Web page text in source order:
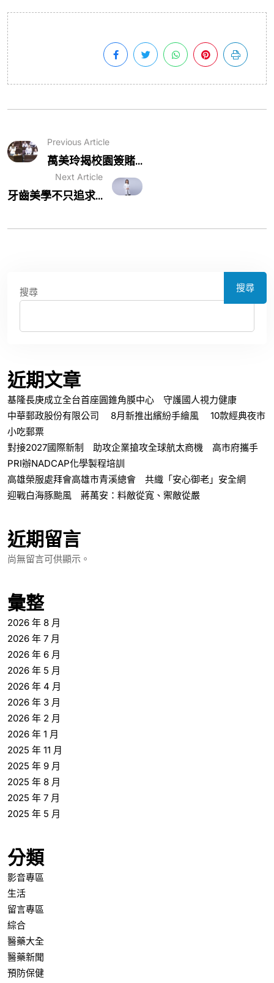
Previous Article
萬美玲揭校園簽賭...
Next Article
牙齒美學不只追求...
搜尋 搜尋
近期文章
基隆長庚成立全台首座圓錐角膜中心 守護國人視力健康
中華郵政股份有限公司 8月新推出繽紛手繪風 10款經典夜市
小吃郵票
對接2027國際新制 助攻企業搶攻全球航太商機 高市府攜手
PRI辦NADCAP化學製程培訓
高雄榮服處拜會高雄市青溪總會 共織「安心御老」安全網
迎戰白海豚颱風 蔣萬安：料敵從寬、禦敵從嚴
近期留言
尚無留言可供顯示。
彙整
2026 年 8 月
2026 年 7 月
2026 年 6 月
2026 年 5 月
2026 年 4 月
2026 年 3 月
2026 年 2 月
2026 年 1 月
2025 年 11 月
2025 年 9 月
2025 年 8 月
2025 年 7 月
2025 年 5 月
分類
影音專區
生活
留言專區
綜合
醫藥大全
醫藥新聞
預防保健